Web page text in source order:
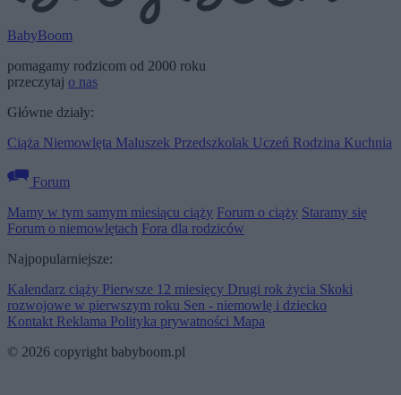
BabyBoom
pomagamy rodzicom od 2000 roku
przeczytaj o nas
Główne działy:
Ciąża Niemowlęta Maluszek Przedszkolak Uczeń Rodzina Kuchnia
Forum
Mamy w tym samym miesiącu ciąży Forum o ciąży Staramy się
Forum o niemowlętach Fora dla rodziców
Najpopularniejsze:
Kalendarz ciąży Pierwsze 12 miesięcy Drugi rok życia Skoki
rozwojowe w pierwszym roku Sen - niemowlę i dziecko
Kontakt Reklama Polityka prywatności Mapa
© 2026 copyright babyboom.pl